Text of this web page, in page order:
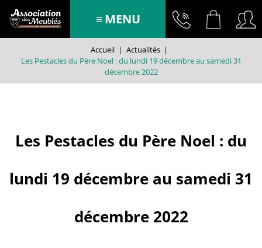
MENU
Accueil | Actualités |
Les Pestacles du Père Noel : du lundi 19 décembre au samedi 31
décembre 2022
Les Pestacles du Père Noel : du
lundi 19 décembre au samedi 31
décembre 2022